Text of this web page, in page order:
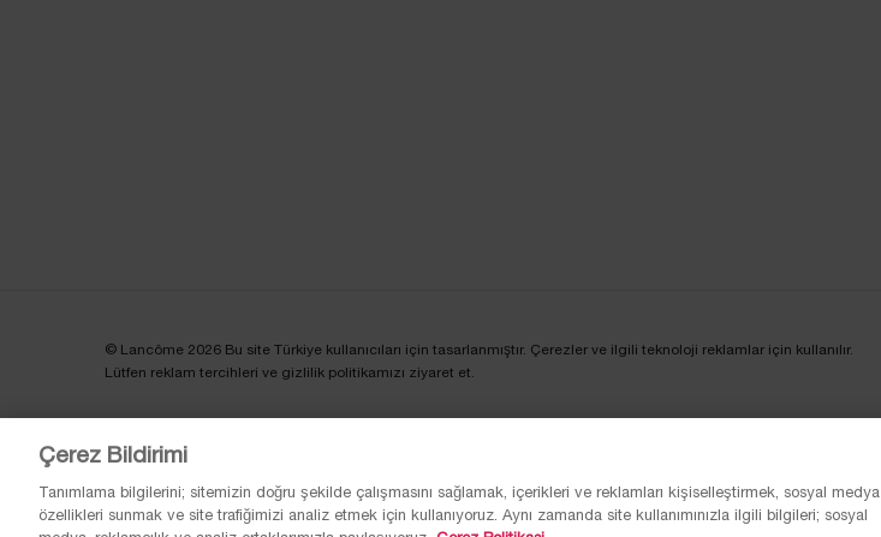
© Lancôme 2026 Bu site Türkiye kullanıcıları için tasarlanmıştır. Çerezler ve ilgili teknoloji reklamlar için kullanılır.
Lütfen reklam tercihleri ve gizlilik politikamızı ziyaret et.
Çerez Bildirimi
Tanımlama bilgilerini; sitemizin doğru şekilde çalışmasını sağlamak, içerikleri ve reklamları kişiselleştirmek, sosyal medya
özellikleri sunmak ve site trafiğimizi analiz etmek için kullanıyoruz. Aynı zamanda site kullanımınızla ilgili bilgileri; sosyal